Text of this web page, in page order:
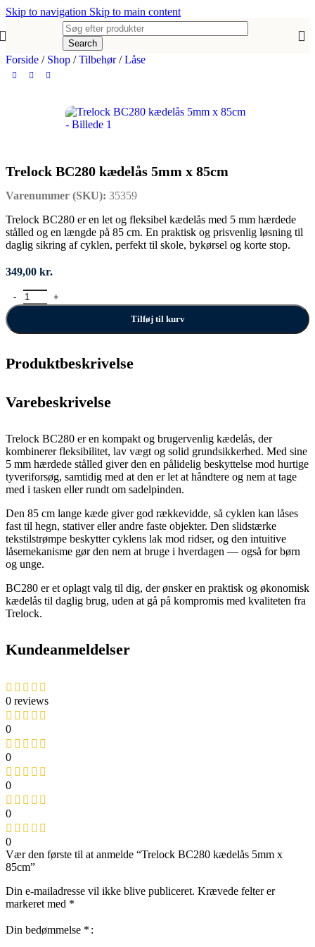
Skip to navigation Skip to main content
Search
Forside / Shop / Tilbehør/ Låse
Trelock BC280 kædelås 5mm x 85cm
Varenummer (SKU): 35359
Trelock BC280 er en let og fleksibel kædelås med 5 mm hærdede
stålled og en længde på 85 cm. En praktisk og prisvenlig løsning til
daglig sikring af cyklen, perfekt til skole, bykørsel og korte stop.
349,00 kr.
Trelock BC280 kædelås 5mm x 85cm antal
Tilføj til kurv
Produktbeskrivelse
Varebeskrivelse
Trelock BC280 er en kompakt og brugervenlig kædelås, der
kombinerer fleksibilitet, lav vægt og solid grundsikkerhed. Med sine
5 mm hærdede stålled giver den en pålidelig beskyttelse mod hurtige
tyveriforsøg, samtidig med at den er let at håndtere og nem at tage
med i tasken eller rundt om sadelpinden.
Den 85 cm lange kæde giver god rækkevidde, så cyklen kan låses
fast til hegn, stativer eller andre faste objekter. Den slidstærke
tekstilstrømpe beskytter cyklens lak mod ridser, og den intuitive
låsemekanisme gør den nem at bruge i hverdagen — også for børn
og unge.
BC280 er et oplagt valg til dig, der ønsker en praktisk og økonomisk
kædelås til daglig brug, uden at gå på kompromis med kvaliteten fra
Trelock.
Kundeanmeldelser
0 reviews
0
0
0
0
0
Vær den første til at anmelde “Trelock BC280 kædelås 5mm x
85cm”
Din e-mailadresse vil ikke blive publiceret. Krævede felter er
markeret med *
Din bedømmelse *